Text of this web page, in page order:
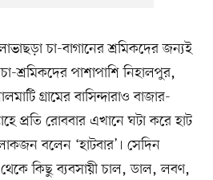
চা-বাগানের শ্রমিকদের জন্যই
শ্রমিকদের পাশাপাশি নিহালপুর,
গ্রামের বাসিন্দারাও বাজার-
প্রতি রোববার এখানে ঘটা করে হাট
বলেন ‘হাটবার’। সেদিন
কিছু ব্যবসায়ী চাল, ডাল, লবণ,